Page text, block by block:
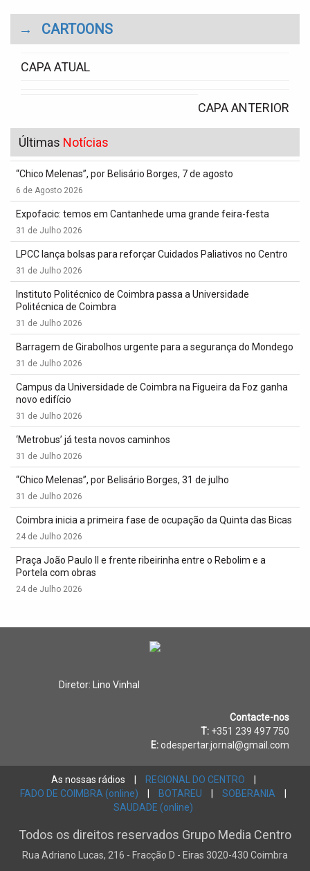
→ CARTOONS
CAPA ATUAL
CAPA ANTERIOR
Últimas Notícias
“Chico Melenas”, por Belisário Borges, 7 de agosto
6 de Agosto 2026
Expofacic: temos em Cantanhede uma grande feira-festa
31 de Julho 2026
LPCC lança bolsas para reforçar Cuidados Paliativos no Centro
31 de Julho 2026
Instituto Politécnico de Coimbra passa a Universidade
Politécnica de Coimbra
31 de Julho 2026
Barragem de Girabolhos urgente para a segurança do Mondego
31 de Julho 2026
Campus da Universidade de Coimbra na Figueira da Foz ganha
novo edifício
31 de Julho 2026
‘Metrobus’ já testa novos caminhos
31 de Julho 2026
“Chico Melenas”, por Belisário Borges, 31 de julho
31 de Julho 2026
Coimbra inicia a primeira fase de ocupação da Quinta das Bicas
24 de Julho 2026
Praça João Paulo II e frente ribeirinha entre o Rebolim e a
Portela com obras
24 de Julho 2026
Diretor: Lino Vinhal
Contacte-nos
T: +351 239 497 750
E: odespertar.jornal@gmail.com
As nossas rádios REGIONAL DO CENTRO
FADO DE COIMBRA (online)
BOTAREU SOBERANIA
SAUDADE (online)
Todos os direitos reservados Grupo Media Centro
Rua Adriano Lucas, 216 - Fracção D - Eiras 3020-430 Coimbra